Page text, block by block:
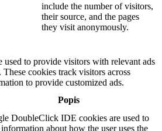
include the number of visitors,
their source, and the pages
they visit anonymously.
used to provide visitors with relevant ads
cookies track visitors across
to provide customized ads.
Popis
DoubleClick IDE cookies are used to
about how the user uses the